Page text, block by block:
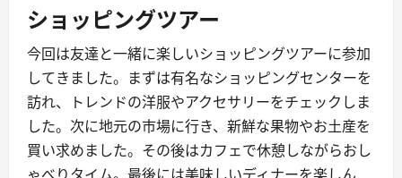
ショッピングツアー
今回は友達と一緒に楽しいショッピングツアーに参加
してきました。まずは有名なショッピングセンターを
訪れ、トレンドの洋服やアクセサリーをチェックしま
した。次に地元の市場に行き、新鮮な果物やお土産を
買い求めました。その後はカフェで休憩しながらおし